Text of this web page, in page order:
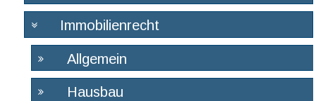
Immobilienrecht
Allgemein
Hausbau